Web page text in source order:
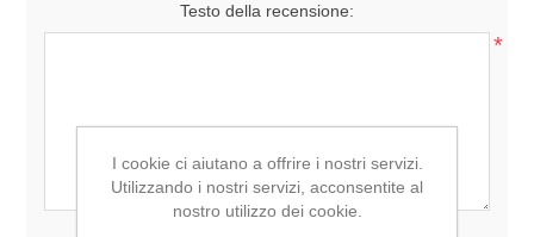
Testo della recensione:
*
I cookie ci aiutano a offrire i nostri servizi.
Utilizzando i nostri servizi, acconsentite al
nostro utilizzo dei cookie.